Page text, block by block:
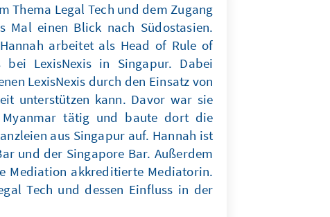
Thema Legal Tech und dem Zugang
Mal einen Blick nach Südostasien.
arbeitet als Head of Rule of
LexisNexis in Singapur. Dabei
LexisNexis durch den Einsatz von
unterstützen kann. Davor war sie
Myanmar tätig und baute dort die
aus Singapur auf. Hannah ist
und der Singapore Bar. Außerdem
Mediation akkreditierte Mediatorin.
Tech und dessen Einfluss in der